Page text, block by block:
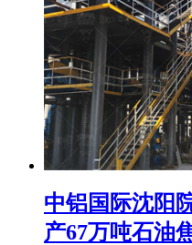
中铝国际沈阳
产67万吨石油